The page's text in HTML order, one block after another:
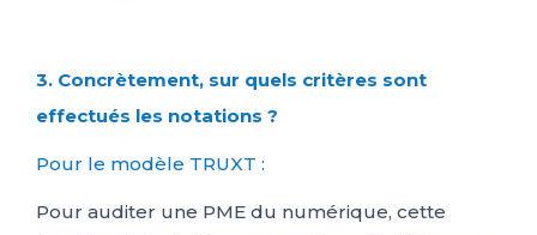
3. Concrètement, sur quels critères sont
effectués les notations ?
Pour le modèle TRUXT :
Pour auditer une PME du numérique, cette